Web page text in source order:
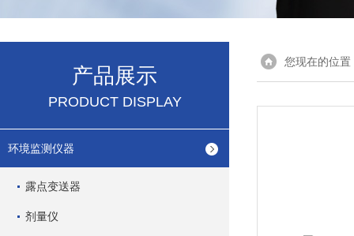
产品展示
PRODUCT DISPLAY
环境监测仪器
露点变送器
剂量仪
您现在的位置